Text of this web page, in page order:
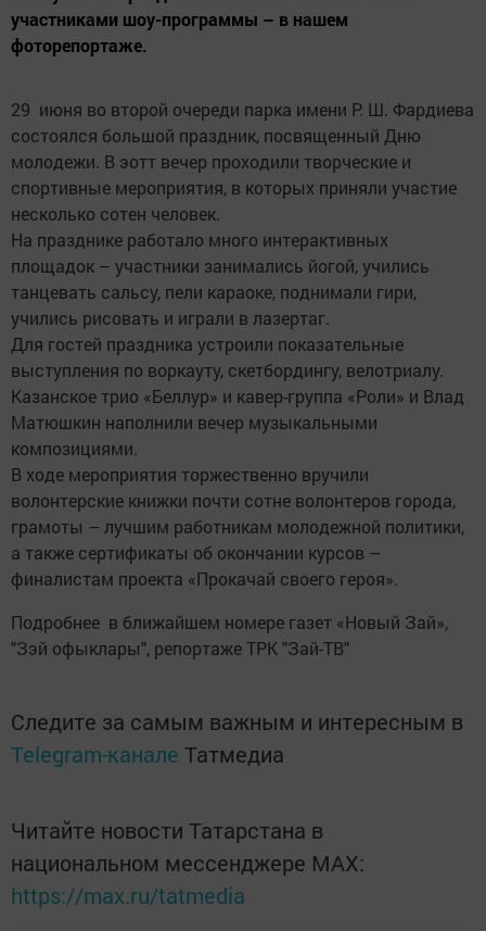
участниками шоу-программы – в нашем
фоторепортаже.
29 июня во второй очереди парка имени Р. Ш. Фардиева
состоялся большой праздник, посвященный Дню
молодежи. В эотт вечер проходили творческие и
спортивные мероприятия, в которых приняли участие
несколько сотен человек.
На празднике работало много интерактивных
площадок – участники занимались йогой, учились
танцевать сальсу, пели караоке, поднимали гири,
учились рисовать и играли в лазертаг.
Для гостей праздника устроили показательные
выступления по воркауту, скетбордингу, велотриалу.
Казанское трио «Беллур» и кавер-группа «Роли» и Влад
Матюшкин наполнили вечер музыкальными
композициями.
В ходе мероприятия торжественно вручили
волонтерские книжки почти сотне волонтеров города,
грамоты – лучшим работникам молодежной политики,
а также сертификаты об окончании курсов –
финалистам проекта «Прокачай своего героя».
Подробнее в ближайшем номере газет «Новый Зай»,
"Зэй офыклары", репортаже ТРК "Зай-ТВ"
Следите за самым важным и интересным в
Telegram-канале Татмедиа
Читайте новости Татарстана в
национальном мессенджере MАХ:
https://max.ru/tatmedia